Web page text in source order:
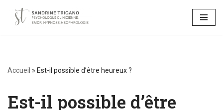
Aller
Accueil » Est-il possible d’être heureux ?
Est-il possible d’être